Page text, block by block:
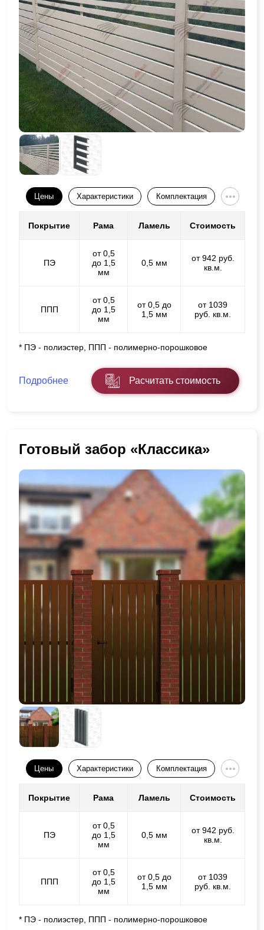
Цены Характеристики Комплектация
Покрытие Рама Ламель Стоимость
ПЭ
от 0,5
до 1,5
мм
0,5 мм
от 942 руб.
кв.м.
ППП
от 0,5
до 1,5
мм
от 0,5 до
1,5 мм
от 1039
руб. кв.м.
* ПЭ - полиэстер, ППП - полимерно-порошковое
Подробнее Расчитать стоимость
Готовый забор «Классика»
Цены Характеристики Комплектация
Покрытие Рама Ламель Стоимость
ПЭ
от 0,5
до 1,5
мм
0,5 мм
от 942 руб.
кв.м.
ППП
от 0,5
до 1,5
мм
от 0,5 до
1,5 мм
от 1039
руб. кв.м.
* ПЭ - полиэстер, ППП - полимерно-порошковое